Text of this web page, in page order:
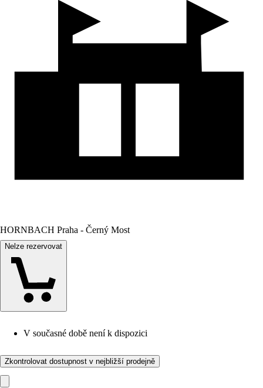
HORNBACH Praha - Černý Most
Nelze rezervovat
V současné době není k dispozici
Zkontrolovat dostupnost v nejbližší prodejně